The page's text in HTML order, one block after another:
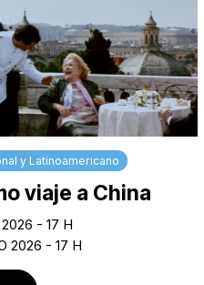
y Latinoamericano
viaje a China
- 17 H
2026 - 17 H